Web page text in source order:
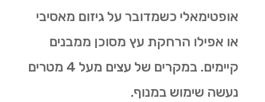
אופטימאלי כשמדובר על גיזום מאסיבי
או אפילו הרחקת עץ מסוכן ממבנים
קיימים. במקרים של עצים מעל 4 מטרים
נעשה שימוש במנוף.